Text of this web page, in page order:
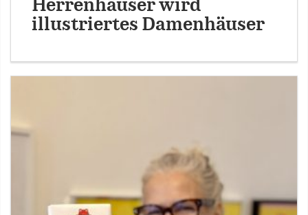
Herrenhäuser wird
illustriertes Damenhäuser